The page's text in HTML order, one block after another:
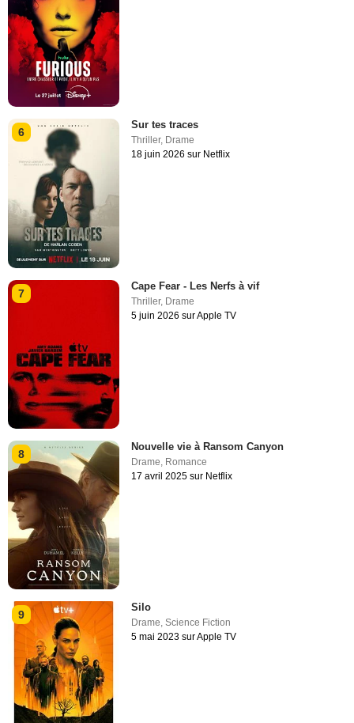
6
Sur tes traces
Thriller, Drame
18 juin 2026 sur Netflix
7
Cape Fear - Les Nerfs à vif
Thriller, Drame
5 juin 2026 sur Apple TV
8
Nouvelle vie à Ransom Canyon
Drame, Romance
17 avril 2025 sur Netflix
9
Silo
Drame,Science Fiction
5 mai 2023 sur Apple TV